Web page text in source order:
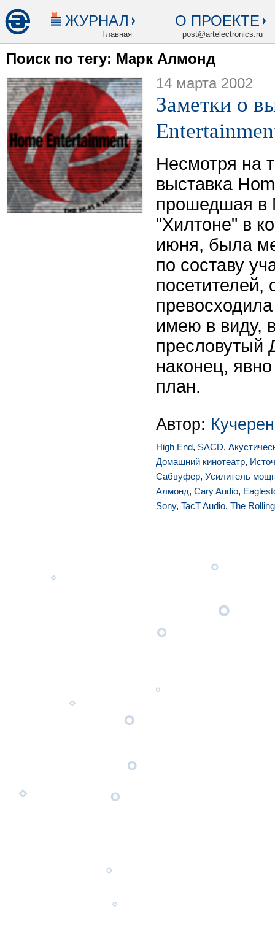
ЖУРНАЛ
Главная
О ПРОЕКТЕ
post@artelectronics.ru
Поиск по тегу: Марк Алмонд
14 марта 2002
Заметки о
Несмотря на
выставка
прошедшая в
"Хилтоне" в
июня, была
по составу
посетителей,
имею в виду,
пресловутый
наконец,
план.
Автор:
High End, SACD,
Домашний кинотеатр,
Сабвуфер, Усилитель
Алмонд, Cary Audio,
Sony, TacT Audio, The